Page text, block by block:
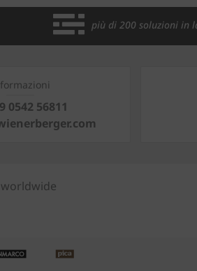
più di 200 soluzioni in
0542 56811